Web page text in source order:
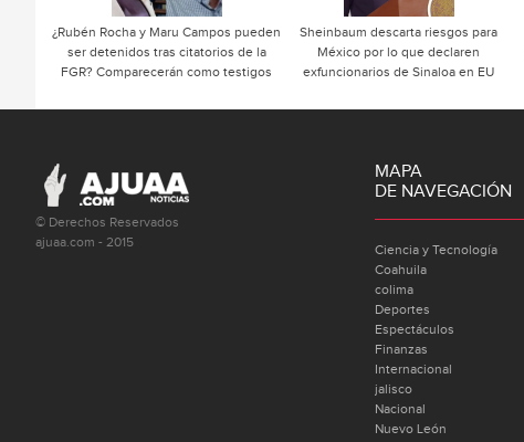
¿Rubén Rocha y Maru Campos pueden
ser detenidos tras citatorios de la
FGR? Comparecerán como testigos
Sheinbaum descarta riesgos para
México por lo que declaren
exfuncionarios de Sinaloa en EU
© Derechos Reservados
ajuaa.com - 2015
MAPA
DE NAVEGACIÓN
Ciencia y Tecnología
Coahuila
colima
Deportes
Espectáculos
Finanzas
Internacional
jalisco
Nacional
Nuevo León